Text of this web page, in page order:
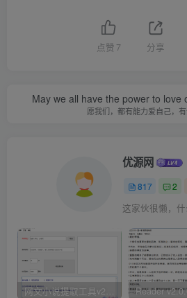
点赞 7 分享
May we all have the power to love
愿我们，都有能力爱自己，
优源网
817 2
这家伙很懒，
网文小说提取工具v2.10.02 可以自动下载小说 从此不再花钱看小说